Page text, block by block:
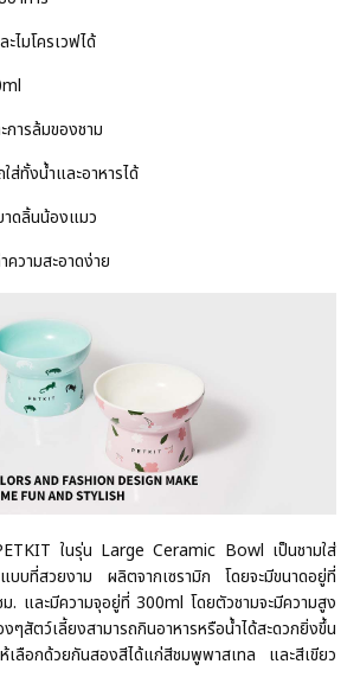
ไมโครเวฟได้
ารล้มของชาม
ส่ทั้งน้ำและอาหารได้
าดลิ้นน้องแมว
วามสะอาดง่าย
ในรุ่น Large Ceramic Bowl เป็นชามใส่
แบบที่สวยงาม ผลิตจากเซรามิก โดยจะมีขนาดอยู่ที่
และมีความจุอยู่ที่ 300ml โดยตัวชามจะมีความสูง
ๆสัตว์เลี้ยงสามารถกินอาหารหรือน้ำได้สะดวกยิ่งขึ้น
เลือกด้วยกันสองสีได้แก่สีชมพูพาสเทล และสีเขียว